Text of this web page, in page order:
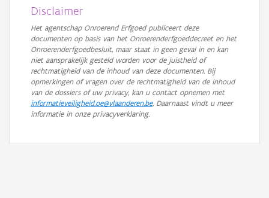
Disclaimer
Het agentschap Onroerend Erfgoed publiceert deze
documenten op basis van het Onroerenderfgoeddecreet en het
Onroerenderfgoedbesluit, maar staat in geen geval in en kan
niet aansprakelijk gesteld worden voor de juistheid of
rechtmatigheid van de inhoud van deze documenten. Bij
opmerkingen of vragen over de rechtmatigheid van de inhoud
van de dossiers of uw privacy, kan u contact opnemen met
informatieveiligheid.oe@vlaanderen.be. Daarnaast vindt u meer
informatie in onze privacyverklaring.